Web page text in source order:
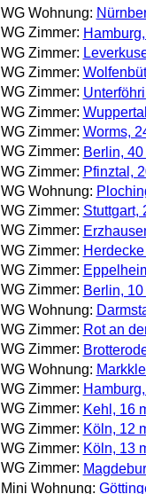
WG Wohnung:
WG Zimmer:
WG Zimmer:
WG Zimmer:
WG Zimmer:
WG Zimmer:
WG Zimmer: Worms,
WG Zimmer: Berlin, 40
WG Zimmer: Pfinztal,
WG Wohnung:
WG Zimmer: Stuttgart,
WG Zimmer:
WG Zimmer:
WG Zimmer:
WG Zimmer: Berlin, 10
WG Wohnung:
WG Zimmer: Rot an
WG Zimmer:
WG Wohnung:
WG Zimmer:
WG Zimmer: Kehl, 16
WG Zimmer: Köln, 12
WG Zimmer: Köln, 13
WG Zimmer:
Mini Wohnung: